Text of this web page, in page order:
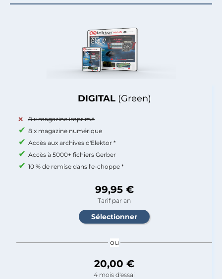
DIGITAL (Green)
8 x magazine imprimé
8 x magazine numérique
Accès aux archives d'Elektor *
Accès à 5000+ fichiers Gerber
10 % de remise dans l'e-choppe *
99,95 €
Tarif par an
ou
20,00 €
4 mois d'essai